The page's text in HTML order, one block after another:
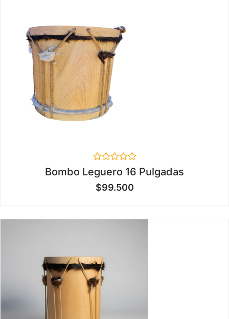
en
0
de
Bombo Leguero 16 Pulgadas
$99.500